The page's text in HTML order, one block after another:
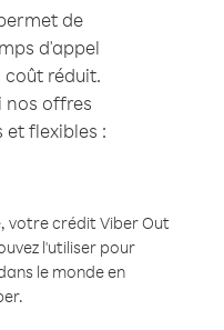
de
d'appel
coût réduit.
nos offres
et flexibles :
votre crédit Viber Out
l'utiliser pour
le monde en